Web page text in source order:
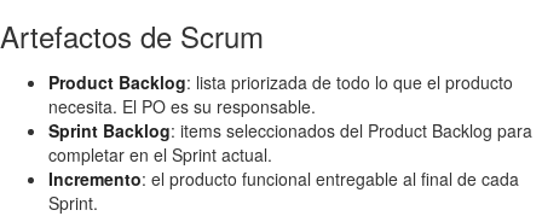
Artefactos de Scrum
Product Backlog: lista priorizada de todo lo que el producto
necesita. El PO es su responsable.
Sprint Backlog: items seleccionados del Product Backlog para
completar en el Sprint actual.
Incremento: el producto funcional entregable al final de cada
Sprint.